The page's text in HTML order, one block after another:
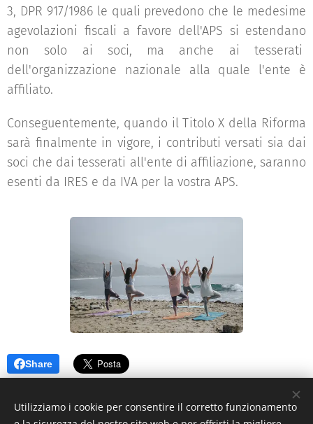
3, DPR 917/1986 le quali prevedono che le medesime
agevolazioni fiscali a favore dell'APS si estendano
non solo ai soci, ma anche ai tesserati
dell'organizzazione nazionale alla quale l'ente è
affiliato.
Conseguentemente, quando il Titolo X della Riforma
sarà finalmente in vigore, i contributi versati sia dai
soci che dai tesserati all'ente di affiliazione, saranno
esenti da IRES e da IVA per la vostra APS.
Share
Utilizziamo i cookie per consentire il corretto funzionamento